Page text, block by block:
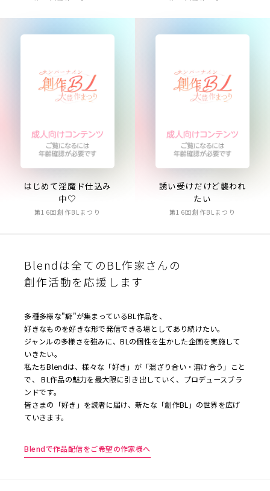
はじめて淫魔ド仕込み
中♡
第16回創作BLまつり
誘い受けだけど襲われ
たい
第16回創作BLまつり
Blendは全てのBL作家さんの
創作活動を応援します
多種多様な"癖"が集まっているBL作品を、
好きなものを好きな形で発信できる場としてあり続けたい。
ジャンルの多様さを強みに、BLの個性を生かした企画を実施して
いきたい。
私たちBlendは、様々な「好き」が「混ざり合い・溶け合う」こと
で、 BL作品の魅力を最大限に引き出していく、プロデュースブラ
ンドです。
皆さまの「好き」を読者に届け、新たな「創作BL」の世界を広げ
ていきます。
Blendで作品配信をご希望の作家様へ